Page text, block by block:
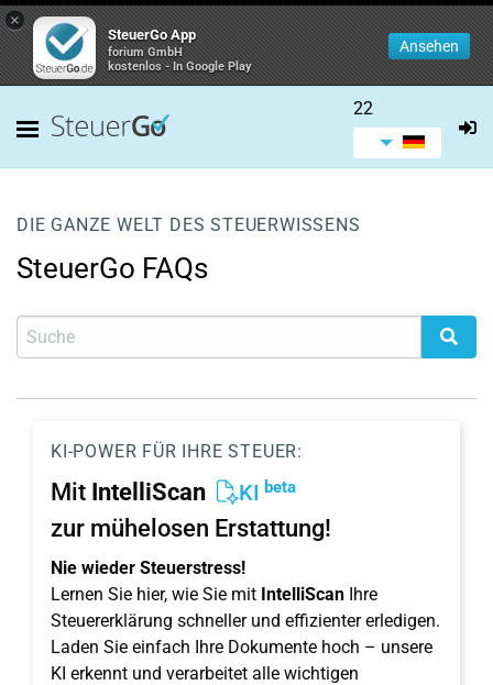
×
SteuerGo App
forium GmbH
kostenlos - In Google Play
Ansehen
22
DIE GANZE WELT DES STEUERWISSENS
SteuerGo FAQs
KI-POWER FÜR IHRE STEUER:
Mit IntelliScan KI beta
zur mühelosen Erstattung!
Nie wieder Steuerstress!
Lernen Sie hier, wie Sie mit IntelliScan Ihre
Steuererklärung schneller und effizienter erledigen.
Laden Sie einfach Ihre Dokumente hoch – unsere
KI erkennt und verarbeitet alle wichtigen